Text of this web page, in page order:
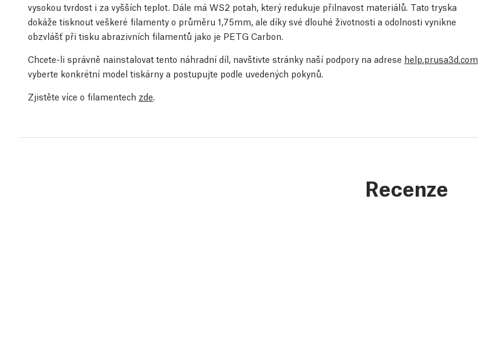
vysokou tvrdost i za vyšších teplot. Dále má WS2 potah, který redukuje přilnavost materiálů. Tato tryska
dokáže tisknout veškeré filamenty o průměru 1,75mm, ale díky své dlouhé životnosti a odolnosti vynikne
obzvlášť při tisku abrazivních filamentů jako je PETG Carbon.
Chcete-li správně nainstalovat tento náhradní díl, navštivte stránky naší podpory na adrese help.prusa3d.com
vyberte konkrétní model tiskárny a postupujte podle uvedených pokynů.
Zjistěte více o filamentech zde.
Recenze